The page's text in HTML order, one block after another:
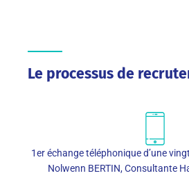
Le processus de
1er échange téléphonique d’une
Nolwenn BERTIN, Consultante